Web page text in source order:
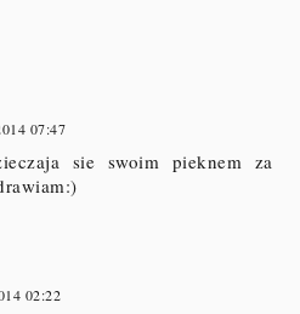
07:47
sie swoim pieknem za
02:22